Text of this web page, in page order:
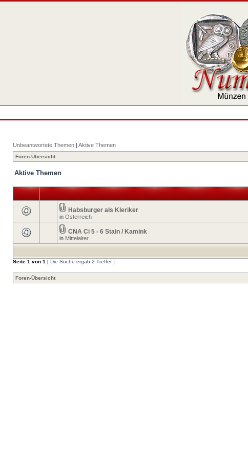
Unbeantwortete Themen | Aktive Themen
Foren-Übersicht
Aktive Themen
Habsburger als Kleriker
in Österreich
CNA Ci 5 - 6 Stain / Kamink
in Mittelalter
Seite 1 von 1 [ Die Suche ergab 2 Treffer ]
Foren-Übersicht